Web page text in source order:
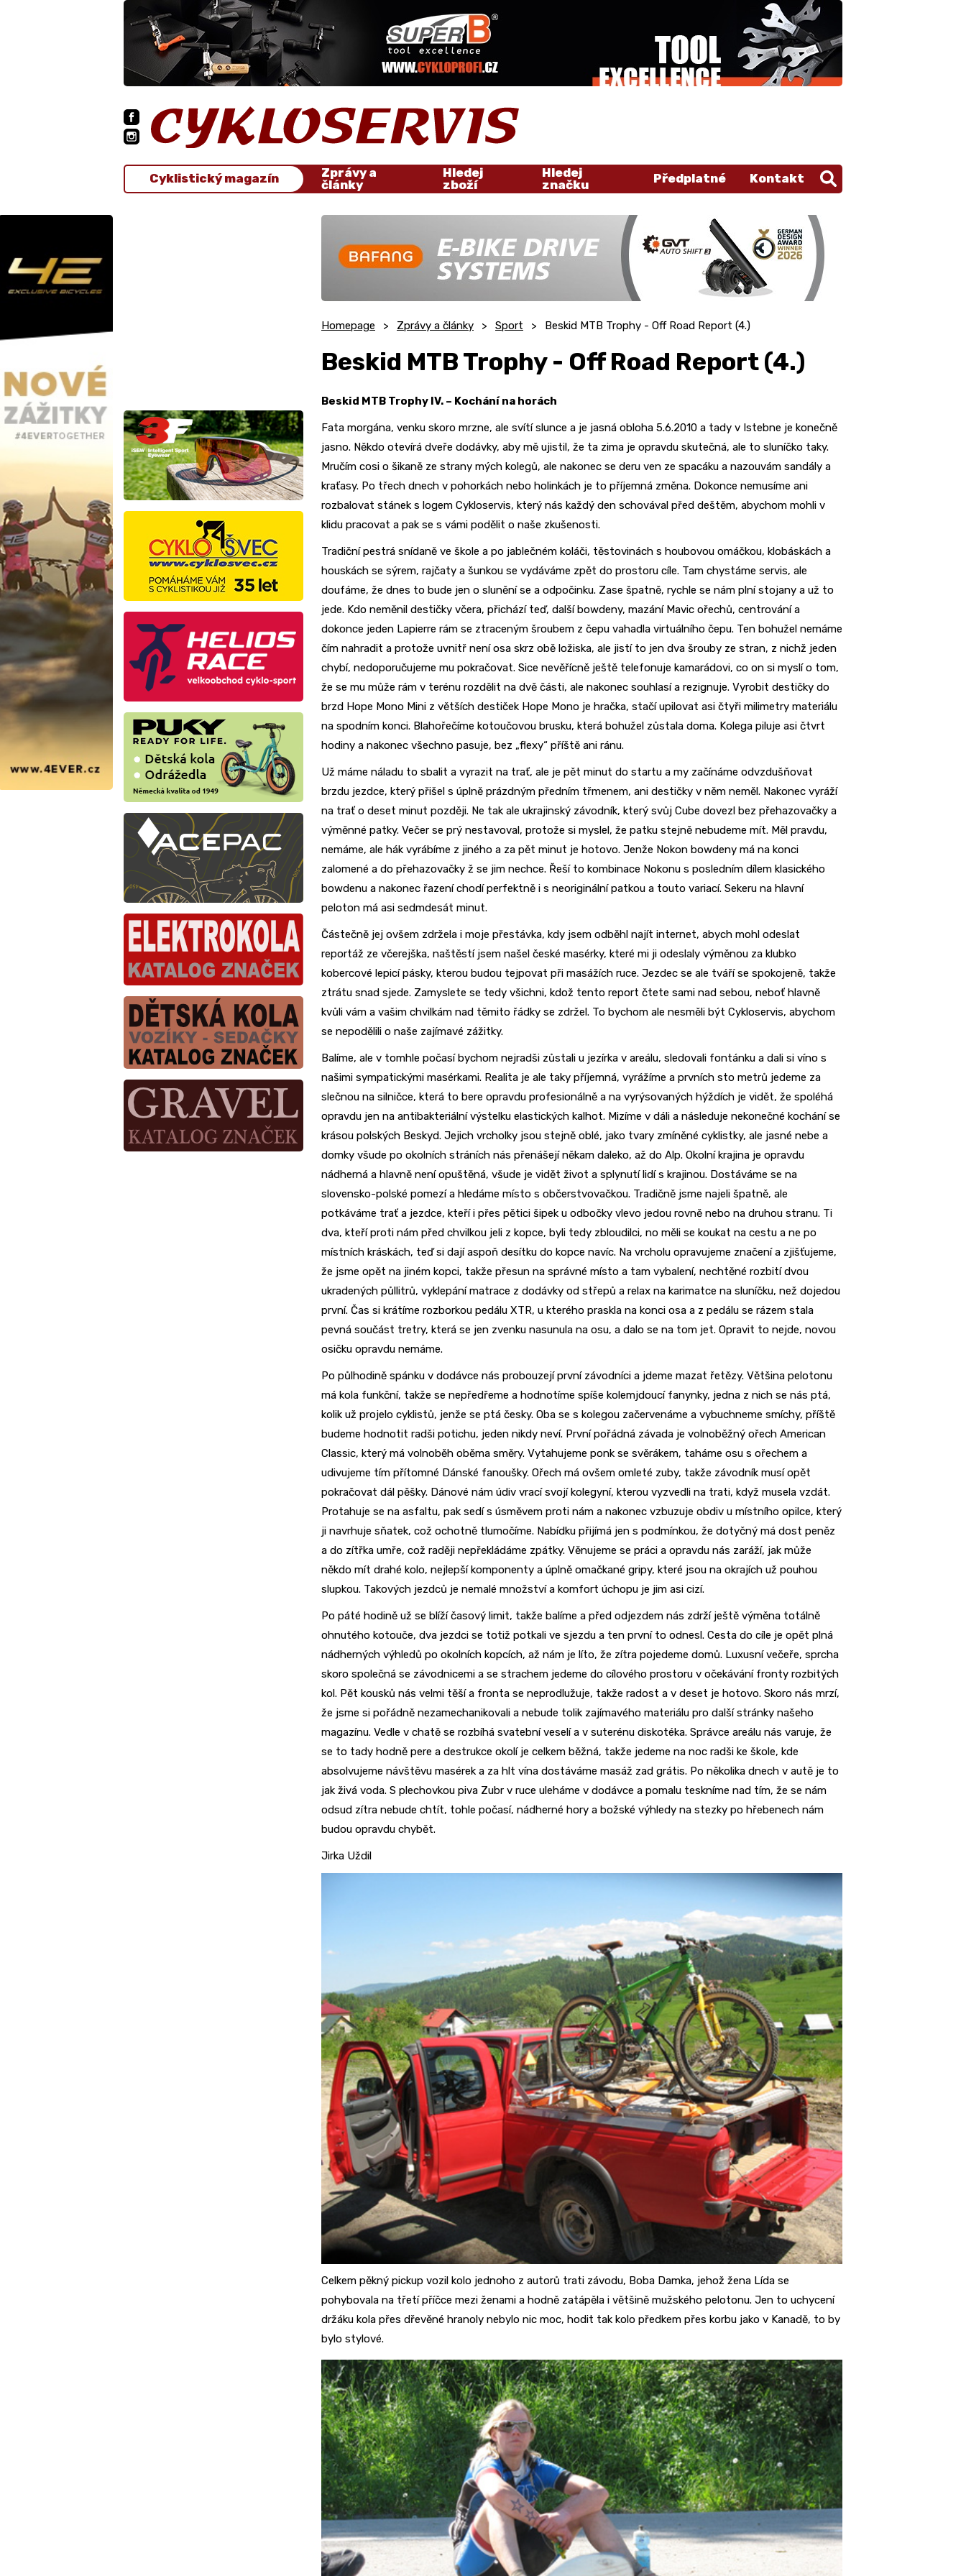
Cyklistický magazín
Zprávy a
články
Hledej
zboží
Hledej
značku
Předplatné Kontakt
Homepage Zprávy a články Sport Beskid MTB Trophy - Off Road Report (4.)
Beskid MTB Trophy - Off Road Report (4.)
Beskid MTB Trophy IV. – Kochání na horách
Fata morgána, venku skoro mrzne, ale svítí slunce a je jasná obloha 5.6.2010 a tady v Istebne je konečně
jasno. Někdo otevírá dveře dodávky, aby mě ujistil, že ta zima je opravdu skutečná, ale to sluníčko taky.
Mručím cosi o šikaně ze strany mých kolegů, ale nakonec se deru ven ze spacáku a nazouvám sandály a
kraťasy. Po třech dnech v pohorkách nebo holinkách je to příjemná změna. Dokonce nemusíme ani
rozbalovat stánek s logem Cykloservis, který nás každý den schovával před deštěm, abychom mohli v
klidu pracovat a pak se s vámi podělit o naše zkušenosti.
Tradiční pestrá snídaně ve škole a po jablečném koláči, těstovinách s houbovou omáčkou, klobáskách a
houskách se sýrem, rajčaty a šunkou se vydáváme zpět do prostoru cíle. Tam chystáme servis, ale
doufáme, že dnes to bude jen o slunění se a odpočinku. Zase špatně, rychle se nám plní stojany a už to
jede. Kdo neměnil destičky včera, přichází teď, další bowdeny, mazání Mavic ořechů, centrování a
dokonce jeden Lapierre rám se ztraceným šroubem z čepu vahadla virtuálního čepu. Ten bohužel nemáme
čím nahradit a protože uvnitř není osa skrz obě ložiska, ale jistí to jen dva šrouby ze stran, z nichž jeden
chybí, nedoporučujeme mu pokračovat. Sice nevěřícně ještě telefonuje kamarádovi, co on si myslí o tom,
že se mu může rám v terénu rozdělit na dvě části, ale nakonec souhlasí a rezignuje. Vyrobit destičky do
brzd Hope Mono Mini z větších destiček Hope Mono je hračka, stačí upilovat asi čtyři milimetry materiálu
na spodním konci. Blahořečíme kotoučovou brusku, která bohužel zůstala doma. Kolega piluje asi čtvrt
hodiny a nakonec všechno pasuje, bez „flexy“ příště ani ránu.
Už máme náladu to sbalit a vyrazit na trať, ale je pět minut do startu a my začínáme odvzdušňovat
brzdu jezdce, který přišel s úplně prázdným předním třmenem, ani destičky v něm neměl. Nakonec vyráží
na trať o deset minut později. Ne tak ale ukrajinský závodník, který svůj Cube dovezl bez přehazovačky a
výměnné patky. Večer se prý nestavoval, protože si myslel, že patku stejně nebudeme mít. Měl pravdu,
nemáme, ale hák vyrábíme z jiného a za pět minut je hotovo. Jenže Nokon bowdeny má na konci
zalomené a do přehazovačky ž se jim nechce. Řeší to kombinace Nokonu s posledním dílem klasického
bowdenu a nakonec řazení chodí perfektně i s neoriginální patkou a touto variací. Sekeru na hlavní
peloton má asi sedmdesát minut.
Částečně jej ovšem zdržela i moje přestávka, kdy jsem odběhl najít internet, abych mohl odeslat
reportáž ze včerejška, naštěstí jsem našel české masérky, které mi ji odeslaly výměnou za klubko
kobercové lepicí pásky, kterou budou tejpovat při masážích ruce. Jezdec se ale tváří se spokojeně, takže
ztrátu snad sjede. Zamyslete se tedy všichni, kdož tento report čtete sami nad sebou, neboť hlavně
kvůli vám a vašim chvilkám nad těmito řádky se zdržel. To bychom ale nesměli být Cykloservis, abychom
se nepodělili o naše zajímavé zážitky.
Balíme, ale v tomhle počasí bychom nejradši zůstali u jezírka v areálu, sledovali fontánku a dali si víno s
našimi sympatickými masérkami. Realita je ale taky příjemná, vyrážíme a prvních sto metrů jedeme za
slečnou na silničce, která to bere opravdu profesionálně a na vyrýsovaných hýždích je vidět, že spoléhá
opravdu jen na antibakteriální výstelku elastických kalhot. Mizíme v dáli a následuje nekonečné kochání se
krásou polských Beskyd. Jejich vrcholky jsou stejně oblé, jako tvary zmíněné cyklistky, ale jasné nebe a
domky všude po okolních stráních nás přenášejí někam daleko, až do Alp. Okolní krajina je opravdu
nádherná a hlavně není opuštěná, všude je vidět život a splynutí lidí s krajinou. Dostáváme se na
slovensko-polské pomezí a hledáme místo s občerstvovačkou. Tradičně jsme najeli špatně, ale
potkáváme trať a jezdce, kteří i přes pětici šipek u odbočky vlevo jedou rovně nebo na druhou stranu. Ti
dva, kteří proti nám před chvilkou jeli z kopce, byli tedy zbloudilci, no měli se koukat na cestu a ne po
místních kráskách, teď si dají aspoň desítku do kopce navíc. Na vrcholu opravujeme značení a zjišťujeme,
že jsme opět na jiném kopci, takže přesun na správné místo a tam vybalení, nechtěné rozbití dvou
ukradených půllitrů, vyklepání matrace z dodávky od střepů a relax na karimatce na sluníčku, než dojedou
první. Čas si krátíme rozborkou pedálu XTR, u kterého praskla na konci osa a z pedálu se rázem stala
pevná součást tretry, která se jen zvenku nasunula na osu, a dalo se na tom jet. Opravit to nejde, novou
osičku opravdu nemáme.
Po půlhodině spánku v dodávce nás probouzejí první závodníci a jdeme mazat řetězy. Většina pelotonu
má kola funkční, takže se nepředřeme a hodnotíme spíše kolemjdoucí fanynky, jedna z nich se nás ptá,
kolik už projelo cyklistů, jenže se ptá česky. Oba se s kolegou začervenáme a vybuchneme smíchy, příště
budeme hodnotit radši potichu, jeden nikdy neví. První pořádná závada je volnoběžný ořech American
Classic, který má volnoběh oběma směry. Vytahujeme ponk se svěrákem, taháme osu s ořechem a
udivujeme tím přítomné Dánské fanoušky. Ořech má ovšem omleté zuby, takže závodník musí opět
pokračovat dál pěšky. Dánové nám údiv vrací svojí kolegyní, kterou vyzvedli na trati, když musela vzdát.
Protahuje se na asfaltu, pak sedí s úsměvem proti nám a nakonec vzbuzuje obdiv u místního opilce, který
ji navrhuje sňatek, což ochotně tlumočíme. Nabídku přijímá jen s podmínkou, že dotyčný má dost peněz
a do zítřka umře, což raději nepřekládáme zpátky. Věnujeme se práci a opravdu nás zaráží, jak může
někdo mít drahé kolo, nejlepší komponenty a úplně omačkané gripy, které jsou na okrajích už pouhou
slupkou. Takových jezdců je nemalé množství a komfort úchopu je jim asi cizí.
Po páté hodině už se blíží časový limit, takže balíme a před odjezdem nás zdrží ještě výměna totálně
ohnutého kotouče, dva jezdci se totiž potkali ve sjezdu a ten první to odnesl. Cesta do cíle je opět plná
nádherných výhledů po okolních kopcích, až nám je líto, že zítra pojedeme domů. Luxusní večeře, sprcha
skoro společná se závodnicemi a se strachem jedeme do cílového prostoru v očekávání fronty rozbitých
kol. Pět kousků nás velmi těší a fronta se neprodlužuje, takže radost a v deset je hotovo. Skoro nás mrzí,
že jsme si pořádně nezamechanikovali a nebude tolik zajímavého materiálu pro další stránky našeho
magazínu. Vedle v chatě se rozbíhá svatební veselí a v suterénu diskotéka. Správce areálu nás varuje, že
se to tady hodně pere a destrukce okolí je celkem běžná, takže jedeme na noc radši ke škole, kde
absolvujeme návštěvu masérek a za hlt vína dostáváme masáž zad grátis. Po několika dnech v autě je to
jak živá voda. S plechovkou piva Zubr v ruce uleháme v dodávce a pomalu teskníme nad tím, že se nám
odsud zítra nebude chtít, tohle počasí, nádherné hory a božské výhledy na stezky po hřebenech nám
budou opravdu chybět.
Jirka Uždil
Celkem pěkný pickup vozil kolo jednoho z autorů trati závodu, Boba Damka, jehož žena Lída se
pohybovala na třetí příčce mezi ženami a hodně zatápěla i většině mužského pelotonu. Jen to uchycení
držáku kola přes dřevěné hranoly nebylo nic moc, hodit tak kolo předkem přes korbu jako v Kanadě, to by
bylo stylové.